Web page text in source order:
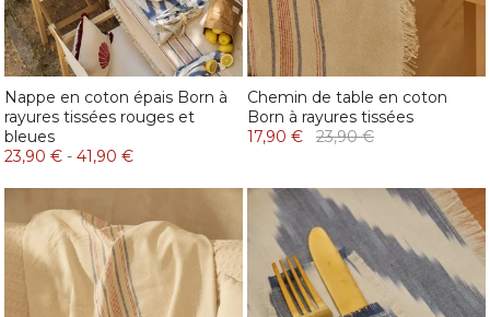
Nappe en coton épais Born à
rayures tissées rouges et
bleues
23,90 € - 41,90 €
Chemin de table en coton
Born à rayures tissées
17,90 €
23,90 €